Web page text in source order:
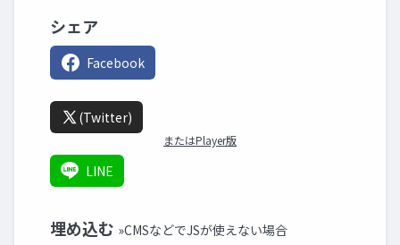
シェア
Facebook
(Twitter)
またはPlayer版
LINE
埋め込む »CMSなどでJSが使えない場合